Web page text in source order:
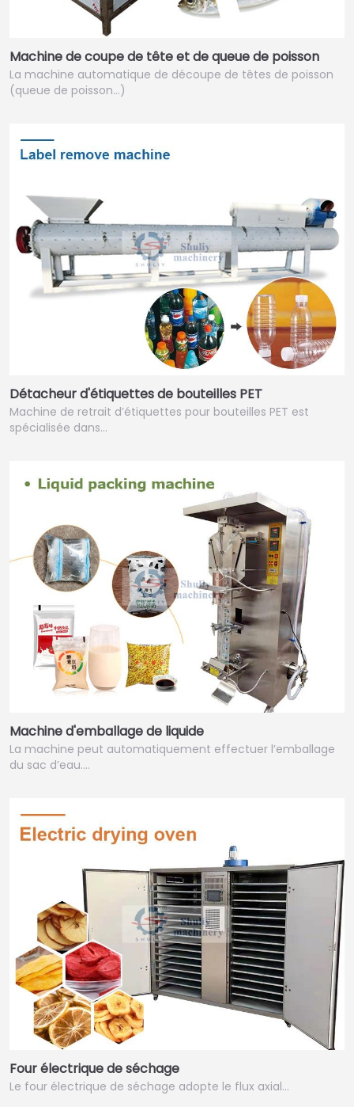
Machine de coupe de tête et de queue de poisson
La machine automatique de découpe de têtes de poisson
(queue de poisson…)
Détacheur d'étiquettes de bouteilles PET
Machine de retrait d’étiquettes pour bouteilles PET est
spécialisée dans…
Machine d'emballage de liquide
La machine peut automatiquement effectuer l’emballage
du sac d’eau.…
Four électrique de séchage
Le four électrique de séchage adopte le flux axial…